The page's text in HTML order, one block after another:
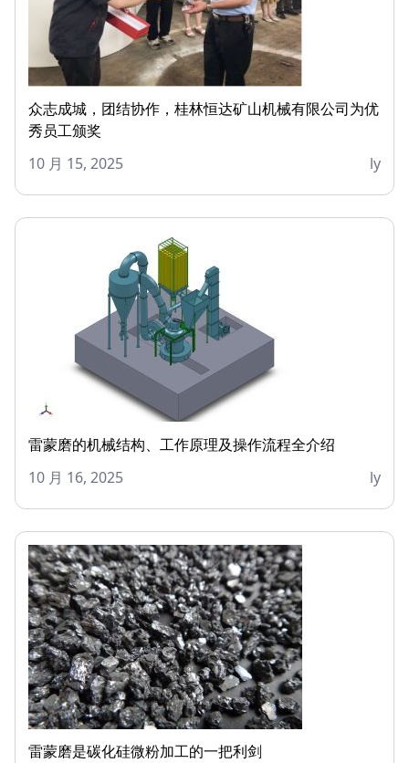
众志成城，团结协作，桂林恒达矿山机械有限公司为优
秀员工颁奖
10 月 15, 2025
ly
雷蒙磨的机械结构、工作原理及操作流程全介绍
10 月 16, 2025
ly
雷蒙磨是碳化硅微粉加工的一把利剑